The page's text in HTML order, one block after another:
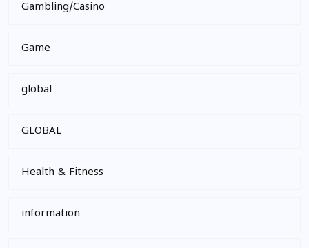
Gambling/Casino
Game
global
GLOBAL
Health & Fitness
information